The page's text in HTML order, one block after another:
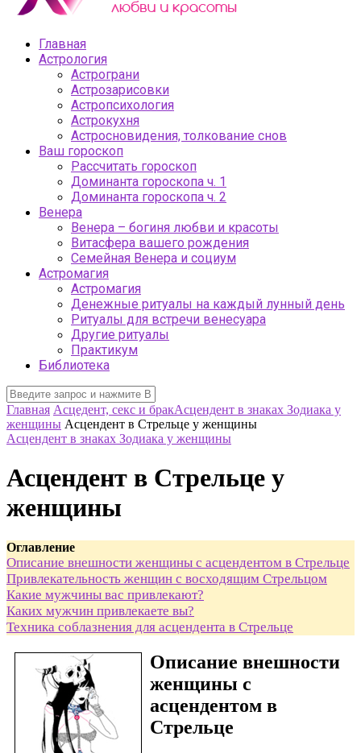
Главная
Астрология
Астрограни
Астрозарисовки
Астропсихология
Астрокухня
Астросновидения, толкование снов
Ваш гороскоп
Рассчитать гороскоп
Доминанта гороскопа ч. 1
Доминанта гороскопа ч. 2
Венера
Венера – богиня любви и красоты
Витасфера вашего рождения
Семейная Венера и социум
Астромагия
Астромагия
Денежные ритуалы на каждый лунный день
Ритуалы для встречи венесуара
Другие ритуалы
Практикум
Библиотека
Главная Асцедент, секс и бракАсцендент в знаках Зодиака у
женщины Асцендент в Стрельце у женщины
Асцендент в знаках Зодиака у женщины
Асцендент в Стрельце у
женщины
Оглавление
Описание внешности женщины с асцендентом в Стрельце
Привлекательность женщин с восходящим Стрельцом
Какие мужчины вас привлекают?
Каких мужчин привлекаете вы?
Техника соблазнения для асцендента в Стрельце
Описание внешности
женщины с
асцендентом в
Стрельце